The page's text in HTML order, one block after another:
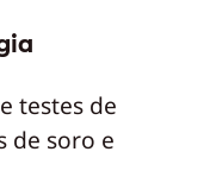
testes de
de soro e